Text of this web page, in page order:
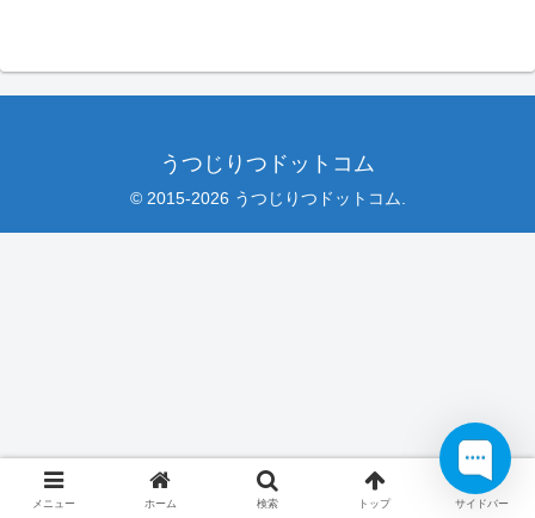
うつじりつドットコム
© 2015-2026 うつじりつドットコム.
メニュー ホーム 検索 トップ サイドバー